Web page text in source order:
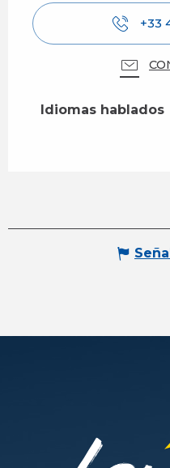
+33
Idiomas hablados
Idiomas hablados